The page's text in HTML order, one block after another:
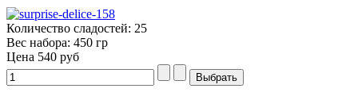
Количество сладостей: 25
Вес набора: 450 гр
Цена 540 руб